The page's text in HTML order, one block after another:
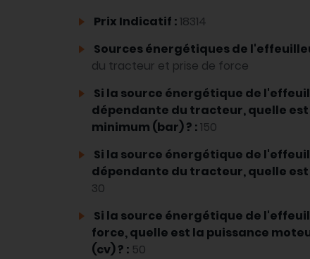
Prix Indicatif :18314
Sources énergétiques de
du tracteur et prise de force
Si la source énergétique de
dépendante du tracteur, quelle
minimum (bar) ? :150
Si la source énergétique de
dépendante du tracteur, quelle est
30
Si la source énergétique de
force, quelle est la puissance
(cv) ? : 50